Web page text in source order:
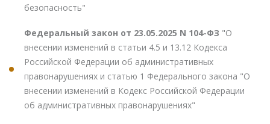
безопасность"
Федеральный закон от 23.05.2025 N 104-ФЗ "О
внесении изменений в статьи 4.5 и 13.12 Кодекса
Российской Федерации об административных
правонарушениях и статью 1 Федерального закона "О
внесении изменений в Кодекс Российской Федерации
об административных правонарушениях"